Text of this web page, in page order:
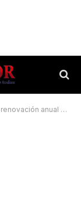
anual de contratos